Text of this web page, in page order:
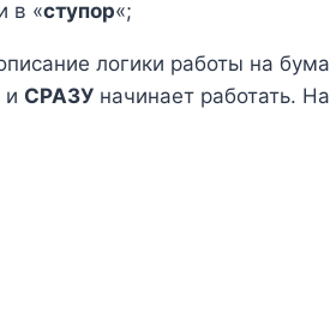
в «ступор«;
логики работы на
и СРАЗУ начинает работать.